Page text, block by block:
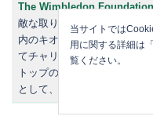
当サイトでは
用に関する詳細は「
覧ください。
The Wimbledon
敵な取り組みがあります。
内のキオスクで販売され、
てチャリティに寄付されま
トップの選手たちが打ち合
として、とても人気がありま